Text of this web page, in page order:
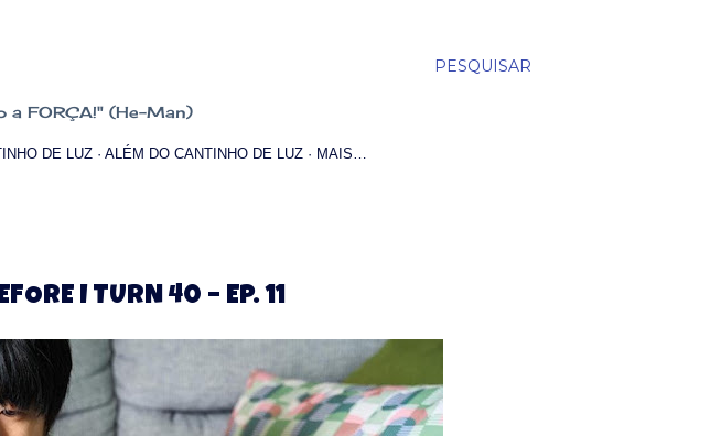
PESQUISAR
a FORÇA!" (He-Man)
DE LUZ ALÉM DO CANTINHO DE LUZ MAIS…
I TURN 40 – EP. 11